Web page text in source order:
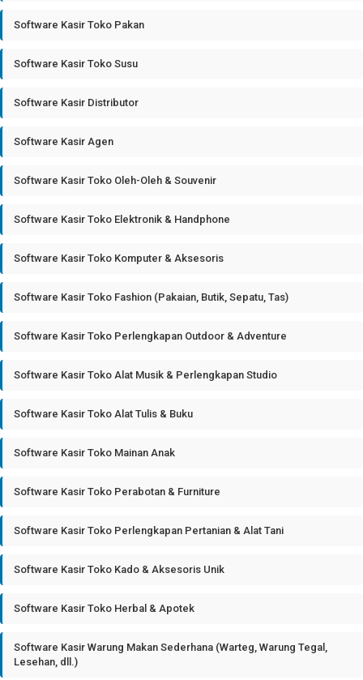
Software Kasir Toko Pakan
Software Kasir Toko Susu
Software Kasir Distributor
Software Kasir Agen
Software Kasir Toko Oleh-Oleh & Souvenir
Software Kasir Toko Elektronik & Handphone
Software Kasir Toko Komputer & Aksesoris
Software Kasir Toko Fashion (Pakaian, Butik, Sepatu, Tas)
Software Kasir Toko Perlengkapan Outdoor & Adventure
Software Kasir Toko Alat Musik & Perlengkapan Studio
Software Kasir Toko Alat Tulis & Buku
Software Kasir Toko Mainan Anak
Software Kasir Toko Perabotan & Furniture
Software Kasir Toko Perlengkapan Pertanian & Alat Tani
Software Kasir Toko Kado & Aksesoris Unik
Software Kasir Toko Herbal & Apotek
Software Kasir Warung Makan Sederhana (Warteg, Warung Tegal,
Lesehan, dll.)